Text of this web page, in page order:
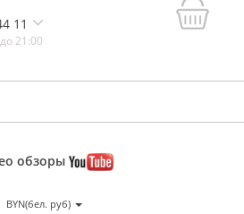
11
21:00
проезда
обзоры
BYN(бел. руб)